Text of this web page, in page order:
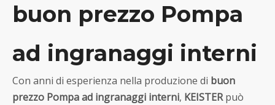
buon prezzo Pompa
ad ingranaggi interni
Con anni di esperienza nella produzione di buon
prezzo Pompa ad ingranaggi interni, KEISTERpuò